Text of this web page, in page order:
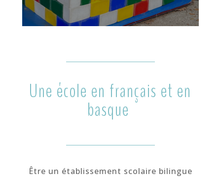
Une école en français et en
basque
Être un établissement scolaire bilingue